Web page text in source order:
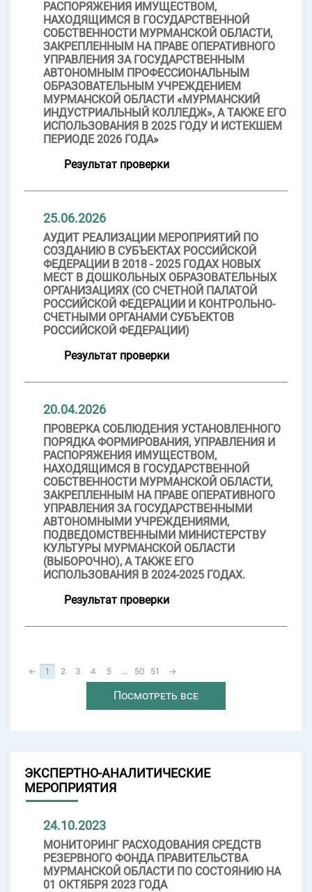
РАСПОРЯЖЕНИЯ ИМУЩЕСТВОМ,
НАХОДЯЩИМСЯ В ГОСУДАРСТВЕННОЙ
СОБСТВЕННОСТИ МУРМАНСКОЙ ОБЛАСТИ,
ЗАКРЕПЛЕННЫМ НА ПРАВЕ ОПЕРАТИВНОГО
УПРАВЛЕНИЯ ЗА ГОСУДАРСТВЕННЫМ
АВТОНОМНЫМ ПРОФЕССИОНАЛЬНЫМ
ОБРАЗОВАТЕЛЬНЫМ УЧРЕЖДЕНИЕМ
МУРМАНСКОЙ ОБЛАСТИ «МУРМАНСКИЙ
ИНДУСТРИАЛЬНЫЙ КОЛЛЕДЖ», А ТАКЖЕ ЕГО
ИСПОЛЬЗОВАНИЯ В 2025 ГОДУ И ИСТЕКШЕМ
ПЕРИОДЕ 2026 ГОДА»
Результат проверки
25.06.2026
АУДИТ РЕАЛИЗАЦИИ МЕРОПРИЯТИЙ ПО
СОЗДАНИЮ В СУБЪЕКТАХ РОССИЙСКОЙ
ФЕДЕРАЦИИ В 2018 - 2025 ГОДАХ НОВЫХ
МЕСТ В ДОШКОЛЬНЫХ ОБРАЗОВАТЕЛЬНЫХ
ОРГАНИЗАЦИЯХ (СО СЧЕТНОЙ ПАЛАТОЙ
РОССИЙСКОЙ ФЕДЕРАЦИИ И КОНТРОЛЬНО-
СЧЕТНЫМИ ОРГАНАМИ СУБЪЕКТОВ
РОССИЙСКОЙ ФЕДЕРАЦИИ)
Результат проверки
20.04.2026
ПРОВЕРКА СОБЛЮДЕНИЯ УСТАНОВЛЕННОГО
ПОРЯДКА ФОРМИРОВАНИЯ, УПРАВЛЕНИЯ И
РАСПОРЯЖЕНИЯ ИМУЩЕСТВОМ,
НАХОДЯЩИМСЯ В ГОСУДАРСТВЕННОЙ
СОБСТВЕННОСТИ МУРМАНСКОЙ ОБЛАСТИ,
ЗАКРЕПЛЕННЫМ НА ПРАВЕ ОПЕРАТИВНОГО
УПРАВЛЕНИЯ ЗА ГОСУДАРСТВЕННЫМИ
АВТОНОМНЫМИ УЧРЕЖДЕНИЯМИ,
ПОДВЕДОМСТВЕННЫМИ МИНИСТЕРСТВУ
КУЛЬТУРЫ МУРМАНСКОЙ ОБЛАСТИ
(ВЫБОРОЧНО), А ТАКЖЕ ЕГО
ИСПОЛЬЗОВАНИЯ В 2024-2025 ГОДАХ.
Результат проверки
← 1 2 3 4 5 ... 50 51 →
Посмотреть все
ЭКСПЕРТНО-АНАЛИТИЧЕСКИЕ
МЕРОПРИЯТИЯ
24.10.2023
МОНИТОРИНГ РАСХОДОВАНИЯ СРЕДСТВ
РЕЗЕРВНОГО ФОНДА ПРАВИТЕЛЬСТВА
МУРМАНСКОЙ ОБЛАСТИ ПО СОСТОЯНИЮ НА
01 ОКТЯБРЯ 2023 ГОДА